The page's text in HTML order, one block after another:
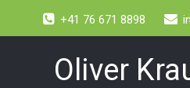
+41 76 671 8898
Oliver